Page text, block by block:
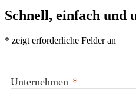
Schnell, einfach und
* zeigt erforderliche Felder an
Unternehmen